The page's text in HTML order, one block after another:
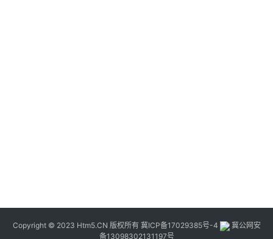
Copyright © 2023 Htm5.CN 版权所有 冀ICP备17029385号-4
冀公网安
备13098302131197号